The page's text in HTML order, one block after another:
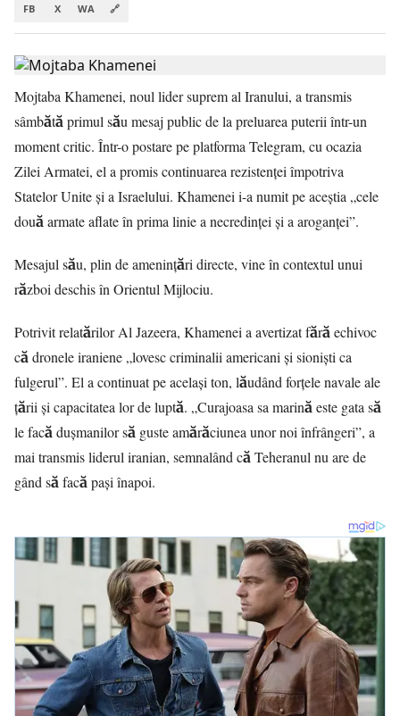
FB X WA 🔗
Mojtaba Khamenei, noul lider suprem al Iranului, a transmis
sâmbătă primul său mesaj public de la preluarea puterii într-un
moment critic. Într-o postare pe platforma Telegram, cu ocazia
Zilei Armatei, el a promis continuarea rezistenței împotriva
Statelor Unite și a Israelului. Khamenei i-a numit pe aceștia „cele
două armate aflate în prima linie a necredinței și a aroganței”.
Mesajul său, plin de amenințări directe, vine în contextul unui
război deschis în Orientul Mijlociu.
Potrivit relatărilor Al Jazeera, Khamenei a avertizat fără echivoc
că dronele iraniene „lovesc criminalii americani și sioniști ca
fulgerul”. El a continuat pe același ton, lăudând forțele navale ale
țării și capacitatea lor de luptă. „Curajoasa sa marină este gata să
le facă dușmanilor să guste amărăciunea unor noi înfrângeri”, a
mai transmis liderul iranian, semnalând că Teheranul nu are de
gând să facă pași înapoi.